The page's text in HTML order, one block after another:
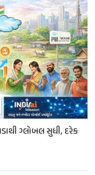
ગ્લોબલ સુધી, દરેક